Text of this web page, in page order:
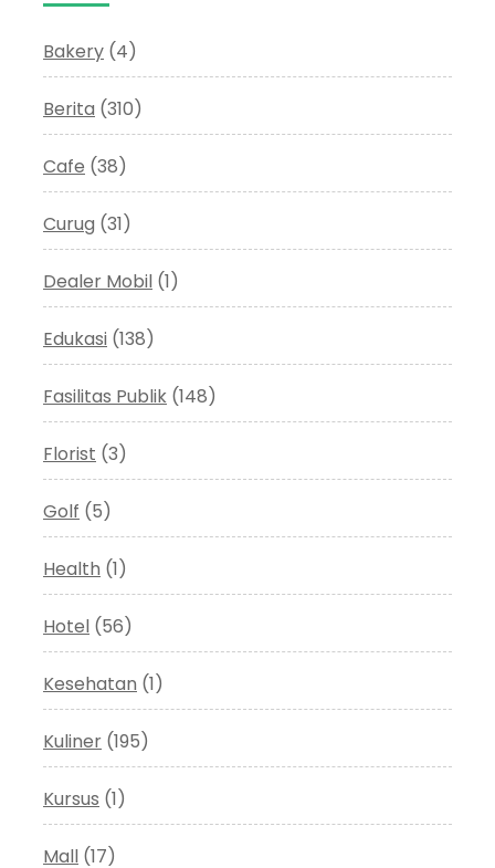
Bakery (4)
Berita (310)
Cafe (38)
Curug (31)
Dealer Mobil (1)
Edukasi (138)
Fasilitas Publik (148)
Florist (3)
Golf (5)
Health (1)
Hotel (56)
Kesehatan (1)
Kuliner (195)
Kursus (1)
Mall (17)